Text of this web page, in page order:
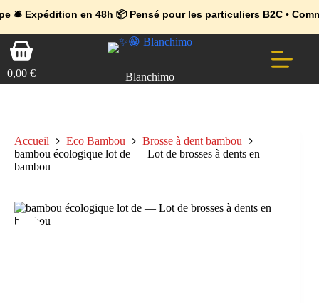
en 48h 📦 Pensé pour les particuliers B2C • Commande
🔥 Déjà adopté par les pros 👉 Passez en Espace Pro B2B 📦
💼 Offres réservées aux professionnels 🚀 Rejoignez l’Espace Pro
PasserPanier
d’achat
0,00 € Blanchimo
Accueil Eco Bambou
Brosse à dent bambou
bambou écologique lot de — Lot de brosses à dents en
bambou